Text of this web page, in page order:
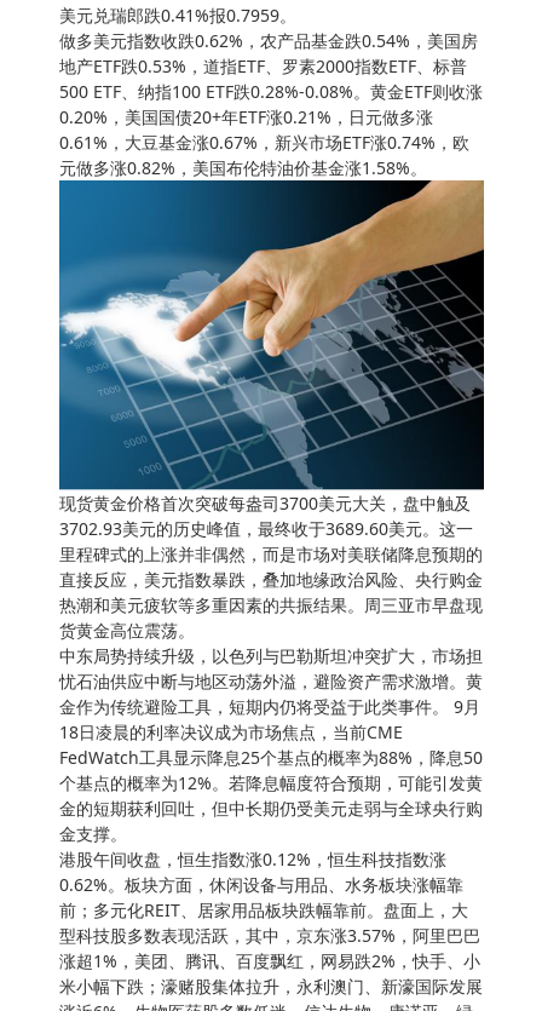
美元兑瑞郎跌0.41%报0.7959。
做多美元指数收跌0.62%，农产品基金跌0.54%，美国房
地产ETF跌0.53%，道指ETF、罗素2000指数ETF、标普
500 ETF、纳指100 ETF跌0.28%-0.08%。黄金ETF则收涨
0.20%，美国国债20+年ETF涨0.21%，日元做多涨
0.61%，大豆基金涨0.67%，新兴市场ETF涨0.74%，欧
元做多涨0.82%，美国布伦特油价基金涨1.58%。
现货黄金价格首次突破每盎司3700美元大关，盘中触及
3702.93美元的历史峰值，最终收于3689.60美元。这一
里程碑式的上涨并非偶然，而是市场对美联储降息预期的
直接反应，美元指数暴跌，叠加地缘政治风险、央行购金
热潮和美元疲软等多重因素的共振结果。周三亚市早盘现
货黄金高位震荡。
中东局势持续升级，以色列与巴勒斯坦冲突扩大，市场担
忧石油供应中断与地区动荡外溢，避险资产需求激增。黄
金作为传统避险工具，短期内仍将受益于此类事件。 9月
18日凌晨的利率决议成为市场焦点，当前CME
FedWatch工具显示降息25个基点的概率为88%，降息50
个基点的概率为12%。若降息幅度符合预期，可能引发黄
金的短期获利回吐，但中长期仍受美元走弱与全球央行购
金支撑。
港股午间收盘，恒生指数涨0.12%，恒生科技指数涨
0.62%。板块方面，休闲设备与用品、水务板块涨幅靠
前；多元化REIT、居家用品板块跌幅靠前。盘面上，大
型科技股多数表现活跃，其中，京东涨3.57%，阿里巴巴
涨超1%，美团、腾讯、百度飘红，网易跌2%，快手、小
米小幅下跌；濠赌股集体拉升，永利澳门、新濠国际发展